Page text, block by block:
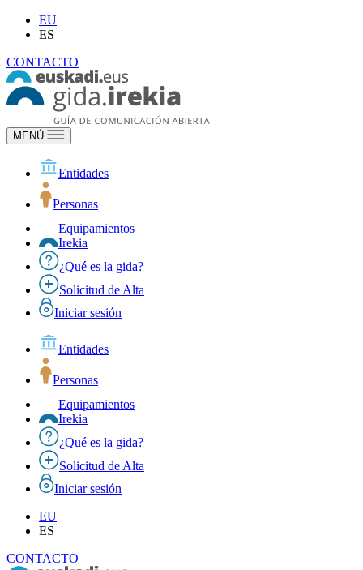
EU
ES
CONTACTO
MENÚ
Entidades
Personas
Equipamientos
Irekia
¿Qué es la gida?
Solicitud de Alta
Iniciar sesión
Entidades
Personas
Equipamientos
Irekia
¿Qué es la gida?
Solicitud de Alta
Iniciar sesión
EU
ES
CONTACTO